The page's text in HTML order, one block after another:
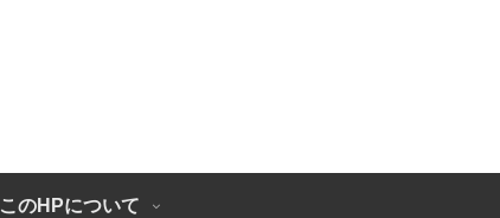
このHPについて